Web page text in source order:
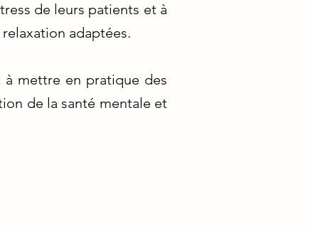
de leurs patients et à
adaptées.
mettre en pratique des
de la santé mentale et